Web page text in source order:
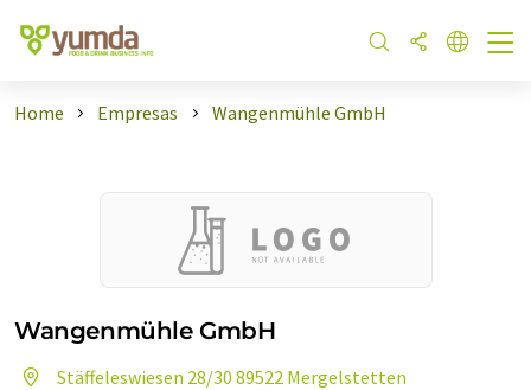
Home Empresas Wangenmühle GmbH
Wangenmühle GmbH
Stäffeleswiesen 28/30 89522 Mergelstetten